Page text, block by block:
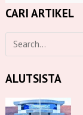
CARI ARTIKEL
ALUTSISTA